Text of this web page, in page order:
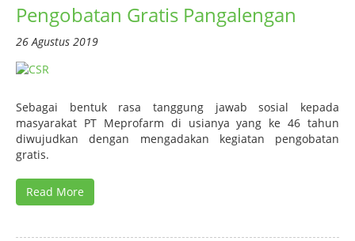
Pengobatan Gratis Pangalengan
26 Agustus 2019
Sebagai bentuk rasa tanggung jawab sosial kepada
masyarakat PT Meprofarm di usianya yang ke 46 tahun
diwujudkan dengan mengadakan kegiatan pengobatan
gratis.
Read More